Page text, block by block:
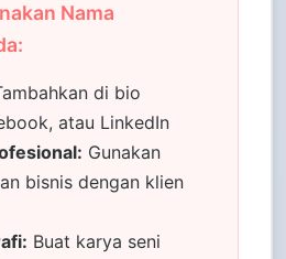
Nama
di bio
atau LinkedIn
Gunakan
bisnis dengan klien
Buat karya seni